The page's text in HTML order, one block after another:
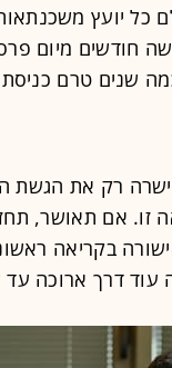
כל יועץ
חודשים מיום
שנים טרם
רק את
זו. אם תאושר,
בקריאה
עוד דרך ארוכה